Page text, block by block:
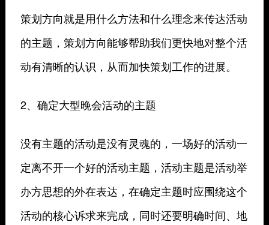
策划方向就是用什么方法和什么理念来传达活动
的主题，策划方向能够帮助我们更快地对整个活
动有清晰的认识，从而加快策划工作的进展。
2、确定大型晚会活动的主题
没有主题的活动是没有灵魂的，一场好的活动一
定离不开一个好的活动主题，活动主题是活动举
办方思想的外在表达，在确定主题时应围绕这个
活动的核心诉求来完成，同时还要明确时间、地